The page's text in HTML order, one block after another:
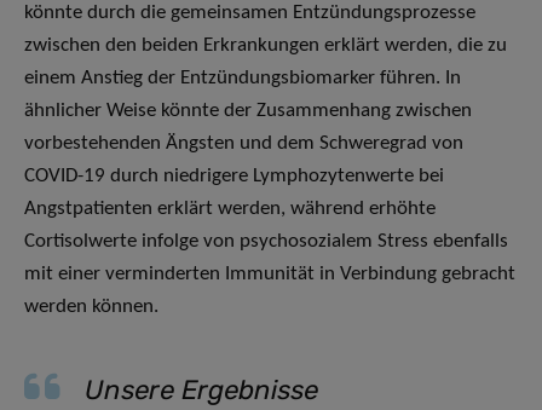
könnte durch die gemeinsamen Entzündungsprozesse
zwischen den beiden Erkrankungen erklärt werden, die zu
einem Anstieg der Entzündungsbiomarker führen. In
ähnlicher Weise könnte der Zusammenhang zwischen
vorbestehenden Ängsten und dem Schweregrad von
COVID-19 durch niedrigere Lymphozytenwerte bei
Angstpatienten erklärt werden, während erhöhte
Cortisolwerte infolge von psychosozialem Stress ebenfalls
mit einer verminderten Immunität in Verbindung gebracht
werden können.
Unsere Ergebnisse